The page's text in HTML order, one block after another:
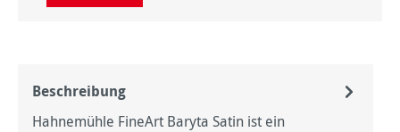
Beschreibung
Hahnemühle FineArt Baryta Satin ist ein